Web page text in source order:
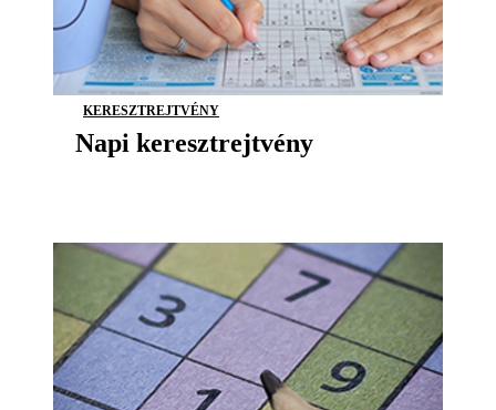
KERESZTREJTVÉNY
Napi keresztrejtvény